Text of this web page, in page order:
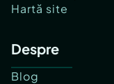
Hartă site
Despre
Blog